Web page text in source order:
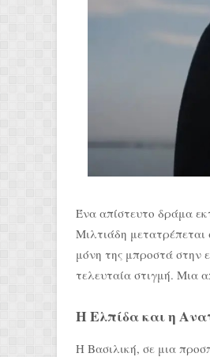
Ένα απίστευτο δράμα
Μιλτιάδη μετατρέπεται
μόνη της μπροστά στην
τελευταία στιγμή. Μια
Η Ελπίδα και η
Η Βασιλική, σε μια